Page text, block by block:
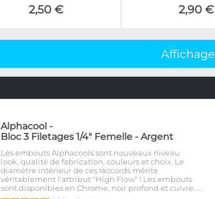
2,50 € 2,90 €
Affichage
Alphacool -
Bloc 3 Filetages 1/4" Femelle - Argent
Les embouts Alphacools sont nouveaux niveau
look, qualité de fabrication, couleurs et choix. Le
diamètre intérieur de ces raccords mérite
véritablement l'attribut "High Flow" ! Les embouts
sont disponibles en Chrome, noir profond et cuivre. …